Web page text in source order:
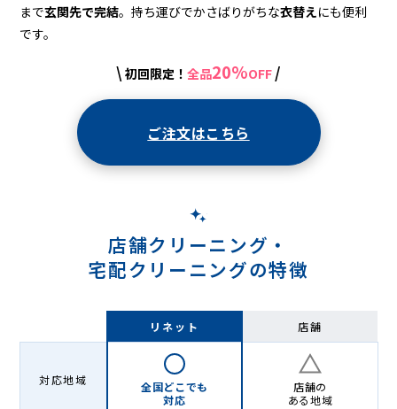
まで玄関先で完結。持ち運びでかさばりがちな衣替えにも便利
です。
\ 初回限定！ 全品20%OFF /
ご注文はこちら
店舗クリーニング・
宅配クリーニングの特徴
リネット 店舗
対応地域
全国どこでも
対応
店舗の
ある地域